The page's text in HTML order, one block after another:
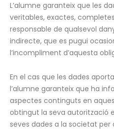
L’alumne garanteix que les
veritables, exactes,
responsable de qualsevol
indirecte, que es pugui
l’incompliment d’aquesta
En el cas que les dades
l’alumne garanteix que ha
aspectes continguts en
obtingut la seva autorització
seves dades a la societat per